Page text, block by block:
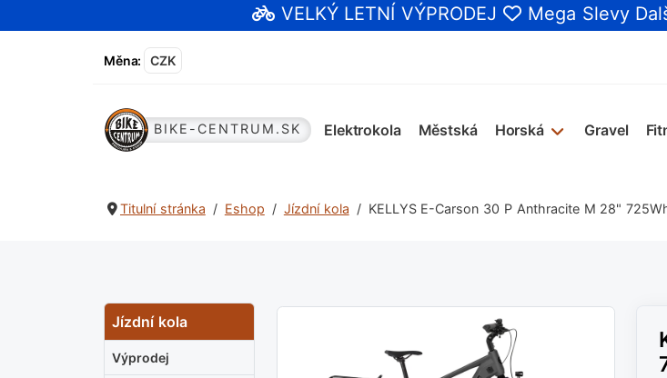
VELKÝ LETNÍ VÝPRODEJ Mega Slevy
Měna: CZK
BIKE-CENTRUM.SK Elektrokola Městská Horská Gravel
Titulní stránka Eshop Jízdní kola KELLYS E-Carson 30 P Anthracite M 28"
Jízdní kola
Výprodej